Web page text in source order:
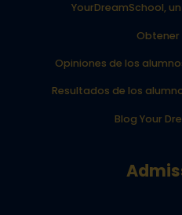
YourDreamSchool,
Opiniones de los
Resultados de los
Blog Your